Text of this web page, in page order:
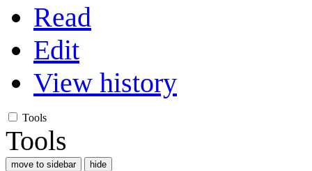
Read
Edit
View history
Tools
Tools
move to sidebar hide